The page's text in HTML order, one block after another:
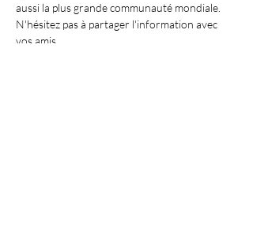
aussi la plus grande communauté mondiale.
N'hésitez pas à partager l'information avec
vos amis.